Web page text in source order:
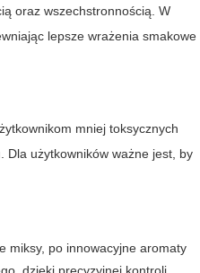
oraz wszechstronnością. W
lepsze wrażenia smakowe
mniej toksycznych
Dla użytkowników ważne jest, by
miksy, po innowacyjne aromaty